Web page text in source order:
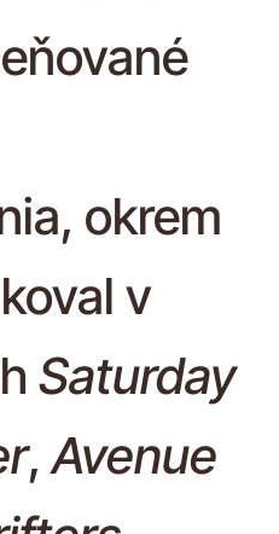
okrem
v
Saturday
,Avenue